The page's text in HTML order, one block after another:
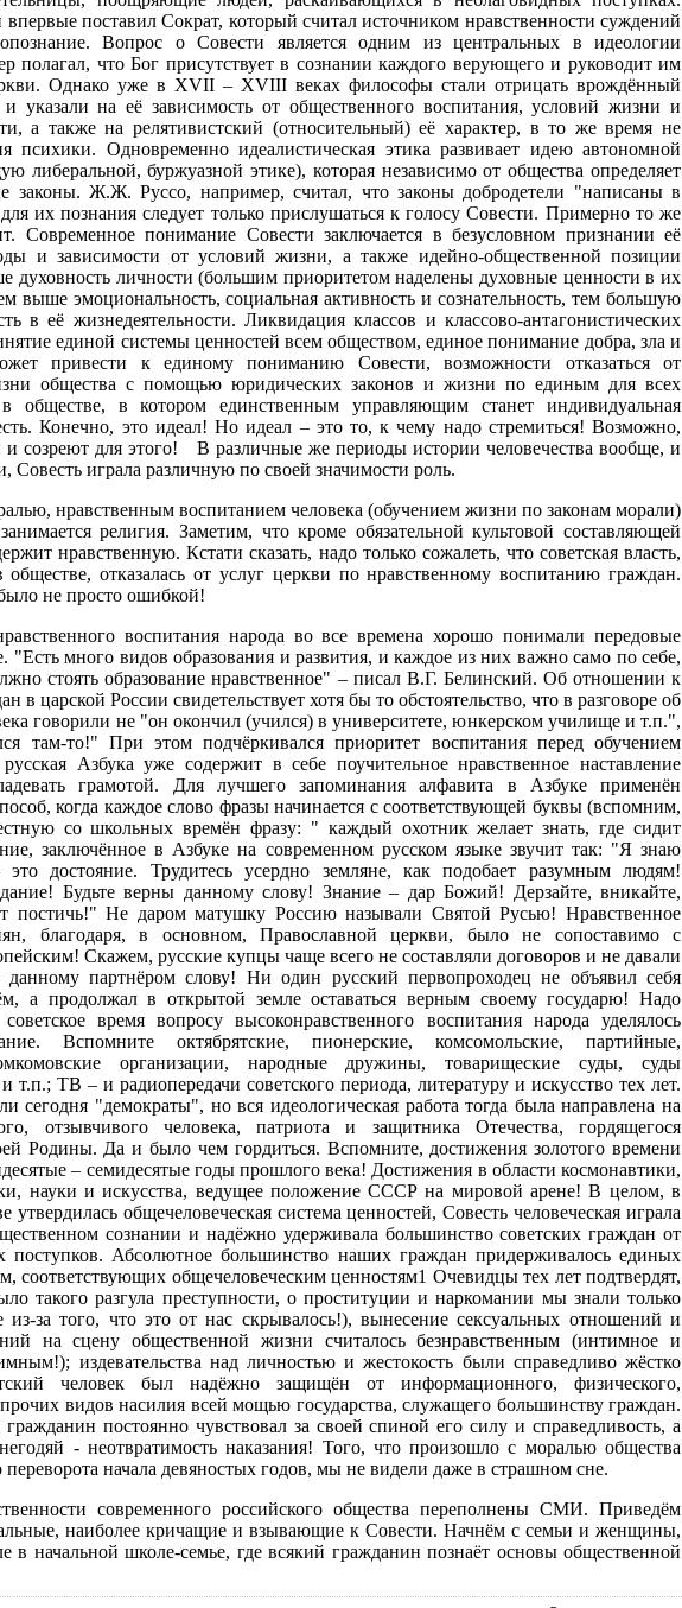
поставил Сократ, который считал источником нравственности суждений
Вопрос о Совести является одним из центральных в идеологии
полагал, что Бог присутствует в сознании каждого верующего и руководит им
Однако уже в XVII – XVIII веках философы стали отрицать врождённый
и указали на её зависимость от общественного воспитания, условий жизни и
а также на релятивистский (относительный) её характер, в то же время не
психики. Одновременно идеалистическая этика развивает идею автономной
либеральной, буржуазной этике), которая независимо от общества определяет
законы. Ж.Ж. Руссо, например, считал, что законы добродетели "написаны в
их познания следует только прислушаться к голосу Совести. Примерно то же
Современное понимание Совести заключается в безусловном признании её
и зависимости от условий жизни, а также идейно-общественной позиции
духовность личности (большим приоритетом наделены духовные ценности в их
выше эмоциональность, социальная активность и сознательность, тем большую
в её жизнедеятельности. Ликвидация классов и классово-антагонистических
единой системы ценностей всем обществом, единое понимание добра, зла и
привести к единому пониманию Совести, возможности отказаться от
общества с помощью юридических законов и жизни по единым для всех
обществе, в котором единственным управляющим станет индивидуальная
Конечно, это идеал! Но идеал – это то, к чему надо стремиться! Возможно,
и созреют для этого! В различные же периоды истории человечества вообще, и
Совесть играла различную по своей значимости роль.
нравственным воспитанием человека (обучением жизни по законам морали)
религия. Заметим, что кроме обязательной культовой составляющей
нравственную. Кстати сказать, надо только сожалеть, что советская власть,
обществе, отказалась от услуг церкви по нравственному воспитанию граждан.
не просто ошибкой!
воспитания народа во все времена хорошо понимали передовые
"Есть много видов образования и развития, и каждое из них важно само по себе,
стоять образование нравственное" – писал В.Г. Белинский. Об отношении к
в царской России свидетельствует хотя бы то обстоятельство, что в разговоре об
говорили не "он окончил (учился) в университете, юнкерском училище и т.п.",
там-то!" При этом подчёркивался приоритет воспитания перед обучением
Азбука уже содержит в себе поучительное нравственное наставление
грамотой. Для лучшего запоминания алфавита в Азбуке применён
когда каждое слово фразы начинается с соответствующей буквы (вспомним,
со школьных времён фразу: " каждый охотник желает знать, где сидит
заключённое в Азбуке на современном русском языке звучит так: "Я знаю
достояние. Трудитесь усердно земляне, как подобает разумным людям!
Будьте верны данному слову! Знание – дар Божий! Дерзайте, вникайте,
постичь!" Не даром матушку Россию называли Святой Русью! Нравственное
благодаря, в основном, Православной церкви, было не сопоставимо с
Скажем, русские купцы чаще всего не составляли договоров и не давали
данному партнёром слову! Ни один русский первопроходец не объявил себя
а продолжал в открытой земле оставаться верным своему государю! Надо
время вопросу высоконравственного воспитания народа уделялось
Вспомните октябрятские, пионерские, комсомольские, партийные,
организации, народные дружины, товарищеские суды, суды
т.п.; ТВ – и радиопередачи советского периода, литературу и искусство тех лет.
сегодня "демократы", но вся идеологическая работа тогда была направлена на
отзывчивого человека, патриота и защитника Отечества, гордящегося
Родины. Да и было чем гордиться. Вспомните, достижения золотого времени
– семидесятые годы прошлого века! Достижения в области космонавтики,
науки и искусства, ведущее положение СССР на мировой арене! В целом, в
утвердилась общечеловеческая система ценностей, Совесть человеческая играла
сознании и надёжно удерживала большинство советских граждан от
поступков. Абсолютное большинство наших граждан придерживалось единых
соответствующих общечеловеческим ценностям1 Очевидцы тех лет подтвердят,
такого разгула преступности, о проституции и наркомании мы знали только
за того, что это от нас скрывалось!), вынесение сексуальных отношений и
на сцену общественной жизни считалось безнравственным (интимное и
издевательства над личностью и жестокость были справедливо жёстко
человек был надёжно защищён от информационного, физического,
видов насилия всей мощью государства, служащего большинству граждан.
постоянно чувствовал за своей спиной его силу и справедливость, а
- неотвратимость наказания! Того, что произошло с моралью общества
переворота начала девяностых годов, мы не видели даже в страшном сне.
современного российского общества переполнены СМИ. Приведём
наиболее кричащие и взывающие к Совести. Начнём с семьи и женщины,
в начальной школе-семье, где всякий гражданин познаёт основы общественной